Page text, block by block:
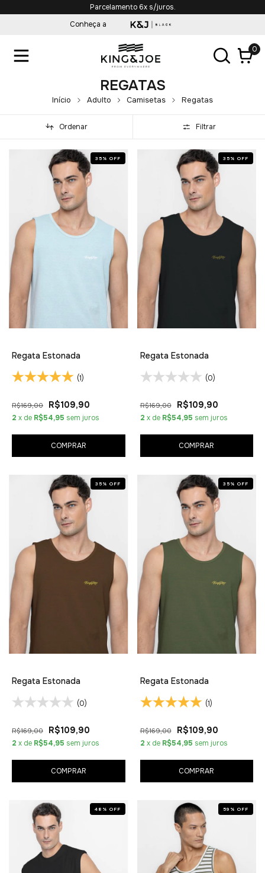
Parcelamento 6x s/juros.
Conheça a
0
REGATAS
Início Adulto Camisetas Regatas
Ordenar Filtrar
35 % OFF
Regata Estonada
(1)
R$169,00 R$109,90
2 x de R$54,95 sem juros
COMPRAR
35 % OFF
Regata Estonada
(0)
R$169,00 R$109,90
2 x de R$54,95 sem juros
COMPRAR
35 % OFF
Regata Estonada
(0)
R$169,00 R$109,90
2 x de R$54,95 sem juros
COMPRAR
35 % OFF
Regata Estonada
(1)
R$169,00 R$109,90
2 x de R$54,95 sem juros
COMPRAR
48 % OFF 59 % OFF